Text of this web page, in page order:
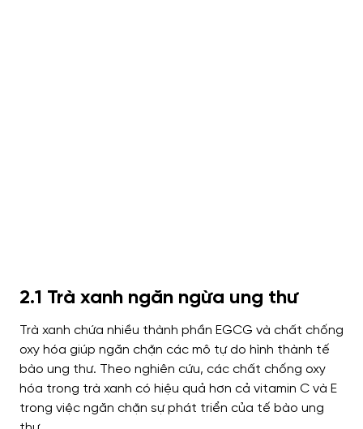
2.1 Trà xanh ngăn ngừa ung thư
Trà xanh chứa nhiều thành phần EGCG và chất chống
oxy hóa giúp ngăn chặn các mô tự do hình thành tế
bào ung thư. Theo nghiên cứu, các chất chống oxy
hóa trong trà xanh có hiệu quả hơn cả vitamin C và E
trong việc ngăn chặn sự phát triển của tế bào ung